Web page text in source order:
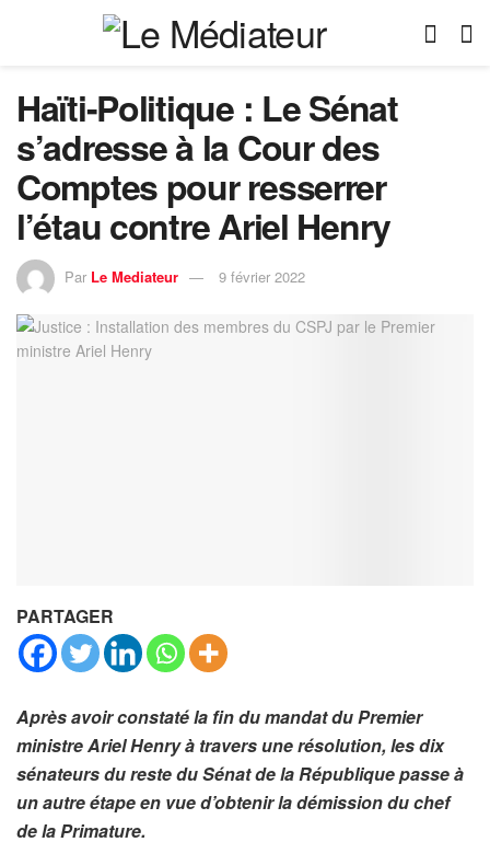
Haïti-Politique : Le Sénat
s’adresse à la Cour des
Comptes pour resserrer
l’étau contre Ariel Henry
Par Le Mediateur 9 février 2022
PARTAGER
Après avoir constaté la fin du mandat du Premier
ministre Ariel Henry à travers une résolution, les dix
sénateurs du reste du Sénat de la République passe à
un autre étape en vue d’obtenir la démission du chef
de la Primature.